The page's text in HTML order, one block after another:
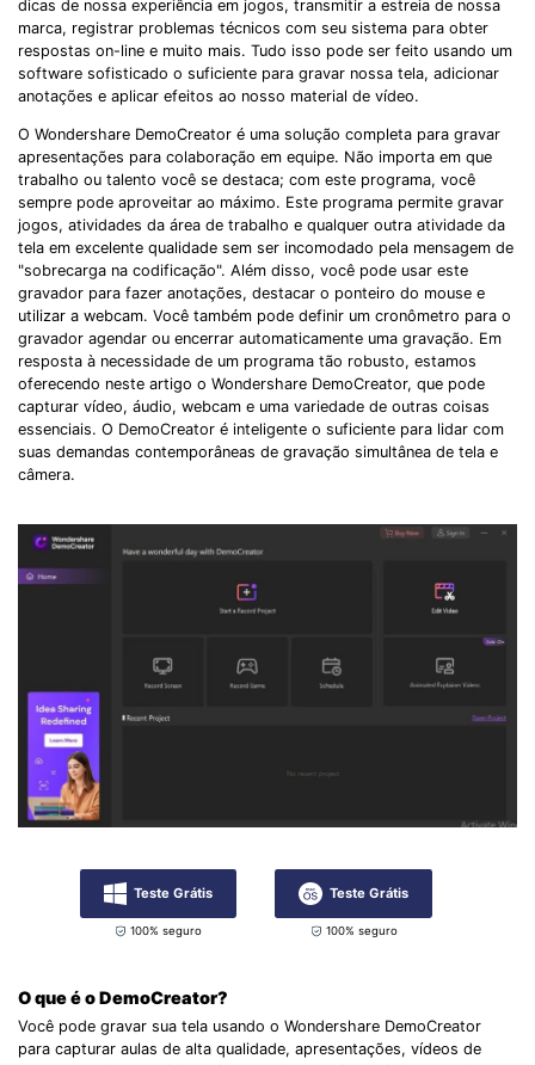
dicas de nossa experiência em jogos, transmitir a estreia de nossa
marca, registrar problemas técnicos com seu sistema para obter
respostas on-line e muito mais. Tudo isso pode ser feito usando um
software sofisticado o suficiente para gravar nossa tela, adicionar
anotações e aplicar efeitos ao nosso material de vídeo.
O Wondershare DemoCreator é uma solução completa para gravar
apresentações para colaboração em equipe. Não importa em que
trabalho ou talento você se destaca; com este programa, você
sempre pode aproveitar ao máximo. Este programa permite gravar
jogos, atividades da área de trabalho e qualquer outra atividade da
tela em excelente qualidade sem ser incomodado pela mensagem de
"sobrecarga na codificação". Além disso, você pode usar este
gravador para fazer anotações, destacar o ponteiro do mouse e
utilizar a webcam. Você também pode definir um cronômetro para o
gravador agendar ou encerrar automaticamente uma gravação. Em
resposta à necessidade de um programa tão robusto, estamos
oferecendo neste artigo o Wondershare DemoCreator, que pode
capturar vídeo, áudio, webcam e uma variedade de outras coisas
essenciais. O DemoCreator é inteligente o suficiente para lidar com
suas demandas contemporâneas de gravação simultânea de tela e
câmera.
Teste Grátis
100% seguro
Teste Grátis
100% seguro
O que é o DemoCreator?
Você pode gravar sua tela usando o Wondershare DemoCreator
para capturar aulas de alta qualidade, apresentações, vídeos de